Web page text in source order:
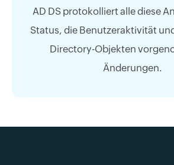
AD DS protokolliert alle diese
Status, die Benutzeraktivität
Directory-Objekten
Änderungen.